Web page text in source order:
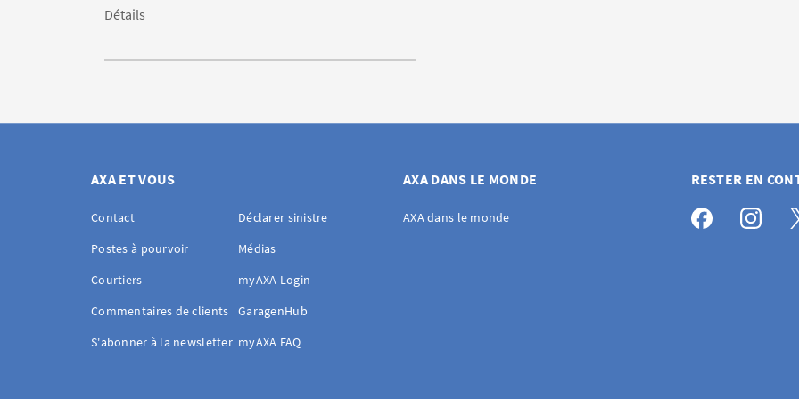
Détails
AXA ET VOUS
Contact
Déclarer sinistre
Postes à pourvoir
Médias
Courtiers
myAXA Login
Commentaires de clients
GaragenHub
S'abonner à la newsletter myAXA FAQ
AXA DANS LE MONDE
AXA dans le monde
RESTER EN